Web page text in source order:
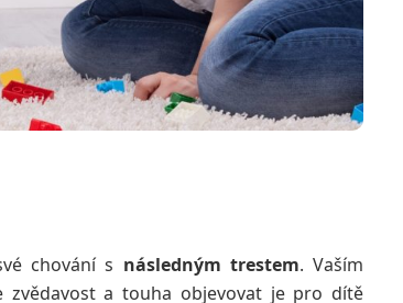
chování s následným trestem. Vaším
a touha objevovat je pro dítě